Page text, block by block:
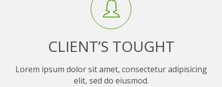
CLIENT’S TOUGHT
Lorem ipsum dolor sit amet, consectetur adipisicing
elit, sed do eiusmod.